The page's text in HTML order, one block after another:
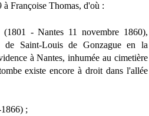
Françoise Thomas, d'où :
(1801 - Nantes 11 novembre 1860),
de Saint-Louis de Gonzague en la
à Nantes, inhumée au cimetière
existe encore à droit dans l'allée
;